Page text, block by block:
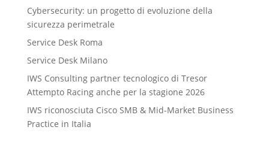
Cybersecurity: un progetto di evoluzione della
sicurezza perimetrale
Service Desk Roma
Service Desk Milano
IWS Consulting partner tecnologico di Tresor
Attempto Racing anche per la stagione 2026
IWS riconosciuta Cisco SMB & Mid-Market Business
Practice in Italia